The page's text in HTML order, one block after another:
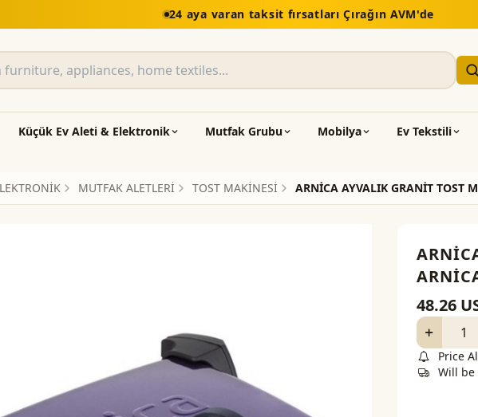
Küçük Ev Aleti & Elektronik Mutfak Grubu Mobilya Ev Tekstili
MUTFAK ALETLERİ TOST MAKİNESİ ARNİCA AYVALIK GRANİT TOST
48.26
Price
Will be